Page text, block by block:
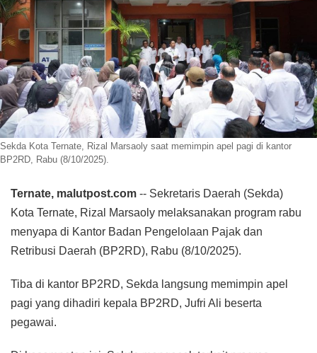
Sekda Kota Ternate, Rizal Marsaoly saat memimpin apel pagi di kantor
BP2RD, Rabu (8/10/2025).
Ternate, malutpost.com -- Sekretaris Daerah (Sekda)
Kota Ternate, Rizal Marsaoly melaksanakan program rabu
menyapa di Kantor Badan Pengelolaan Pajak dan
Retribusi Daerah (BP2RD), Rabu (8/10/2025).
Tiba di kantor BP2RD, Sekda langsung memimpin apel
pagi yang dihadiri kepala BP2RD, Jufri Ali beserta
pegawai.